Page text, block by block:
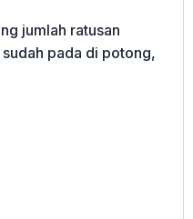
jumlah ratusan
pada di potong,